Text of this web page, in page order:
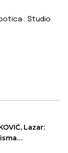
: Studio
Lazar: